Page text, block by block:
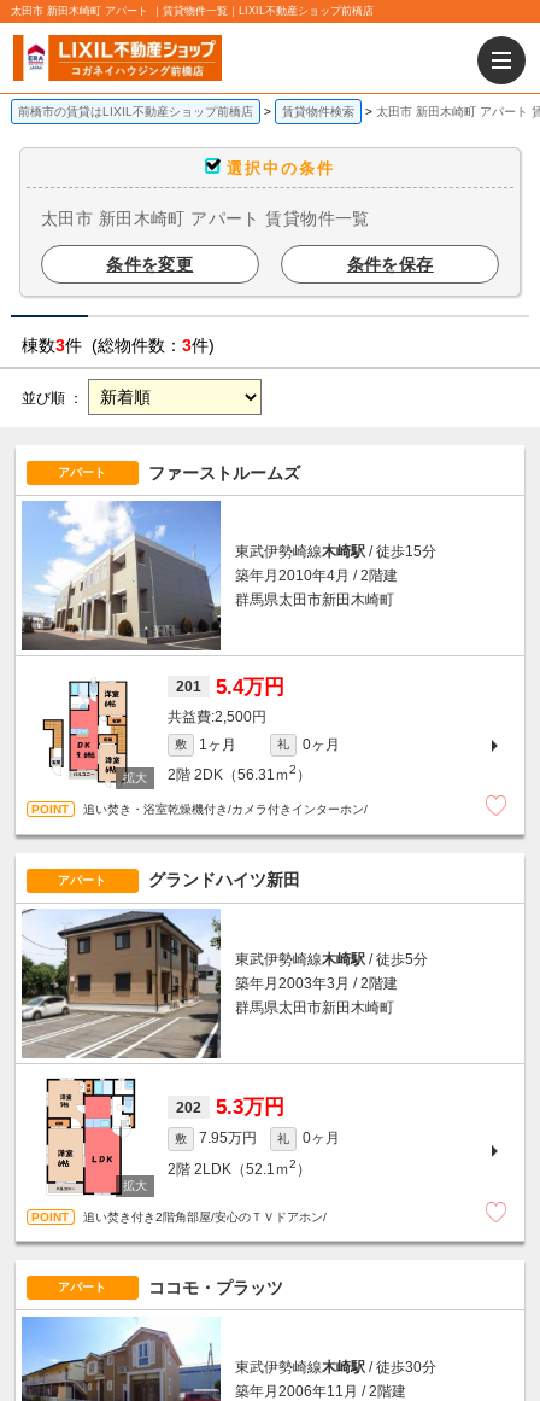
太田市 新田木崎町 アパート ｜賃貸物件一覧｜LIXIL不動産ショップ前橋店
前橋市の賃貸はLIXIL不動産ショップ前橋店 賃貸物件検索 太田市 新田木崎町 アパート
選択中の条件
太田市 新田木崎町 アパート 賃貸物件一覧
条件を変更 条件を保存
棟数3件 (総物件数： 3件)
並び順 ：
アパート ファーストルームズ
東武伊勢崎線木崎駅 / 徒歩15分
築年月2010年4月 / 2階建
群馬県太田市新田木崎町
201 5.4万円
2,500円
敷 1ヶ月 礼
0ヶ月
2階 2DK（56.31ｍ2 ）
追い焚き・浴室乾燥機付き/カメラ付きインターホン/
アパート グランドハイツ新田
東武伊勢崎線木崎駅 / 徒歩5分
築年月2003年3月 / 2階建
群馬県太田市新田木崎町
202 5.3万円
敷 7.95万円 礼
0ヶ月
2階 2LDK（52.1ｍ2 ）
追い焚き付き2階角部屋/安心のＴＶドアホン/
アパート ココモ・プラッツ
東武伊勢崎線木崎駅 / 徒歩30分
築年月2006年11月 / 2階建